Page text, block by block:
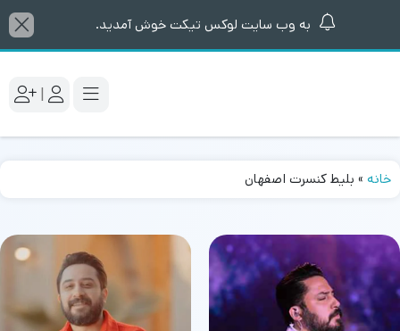
به وب سایت لوکس تیکت خوش آمدید.
|
خانه » بلیط کنسرت اصفهان